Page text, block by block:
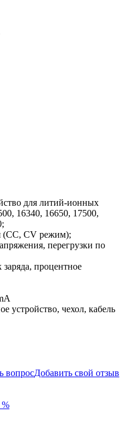
для литий-ионных
16340, 16650, 17500,
(CC, CV режим);
перегрузки по
процентное
устройство, чехол, кабель
вопросДобавить свой отзыв
%